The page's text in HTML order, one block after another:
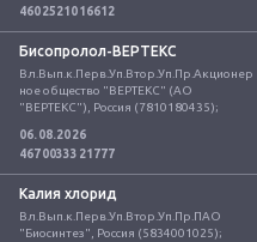
4602521016612
Бисопролол-ВЕРТЕКС
Вл.Вып.к.Перв.Уп.Втор.Уп.Пр.Акционер
ное общество "ВЕРТЕКС" (АО
"ВЕРТЕКС"), Россия (7810180435);
06.08.2026
4670033321777
Калия хлорид
Вл.Вып.к.Перв.Уп.Втор.Уп.Пр.ПАО
"Биосинтез", Россия (5834001025);